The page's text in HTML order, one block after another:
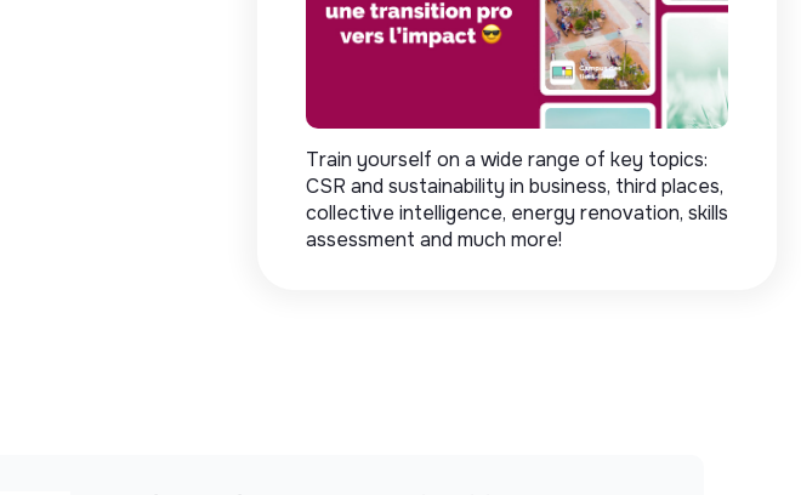
Train yourself on a wide range of key topics:
CSR and sustainability in business, third places,
collective intelligence, energy renovation, skills
assessment and much more!